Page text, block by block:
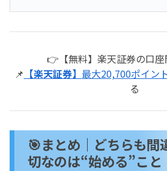
👉【無料】楽天証券の口座
📌 【楽天証券】 最大20,700ポイン
る
🎯まとめ｜どちらも間
切なのは“始める”こと